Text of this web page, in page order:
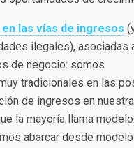
las vías de ingresos
ilegales), asociadas
de negocio: somos
tradicionales en las
de ingresos en
la mayoría llama
abarcar desde